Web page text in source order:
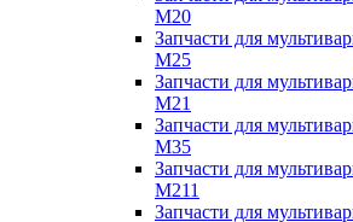
M20
Запчасти для
M25
Запчасти для
M21
Запчасти для
M35
Запчасти для
M211
Запчасти для